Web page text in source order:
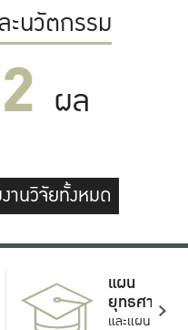
ะนวัตกรรม
ผล
านวิจัยทั้งหมด
แผน
ยุทธศาสตร์
และแผน